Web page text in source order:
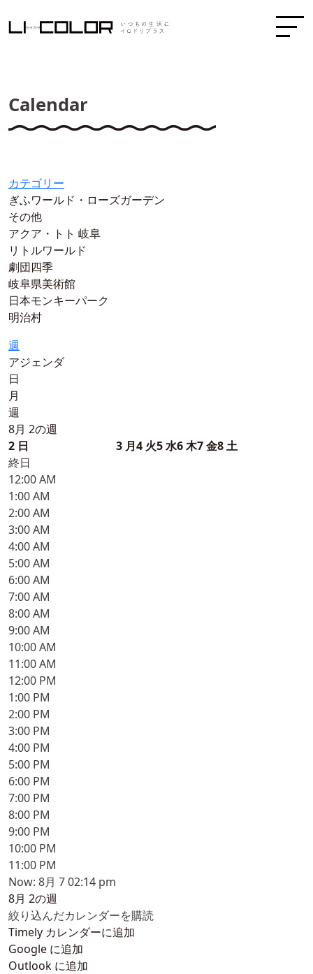
Calendar
カテゴリー
ぎふワールド・ローズガーデン
その他
アクア・トト 岐阜
リトルワールド
劇団四季
岐阜県美術館
日本モンキーパーク
明治村
週
アジェンダ
日
月
週
8月 2の週
2 日 3 月4 火5水6木7金8土
終日
12:00 AM
1:00 AM
2:00 AM
3:00 AM
4:00 AM
5:00 AM
6:00 AM
7:00 AM
8:00 AM
9:00 AM
10:00 AM
11:00 AM
12:00 PM
1:00 PM
2:00 PM
3:00 PM
4:00 PM
5:00 PM
6:00 PM
7:00 PM
8:00 PM
9:00 PM
10:00 PM
11:00 PM
Now: 8月 7 02:14 pm
8月 2の週
絞り込んだカレンダーを購読
Timely カレンダーに追加
Google に追加
Outlook に追加